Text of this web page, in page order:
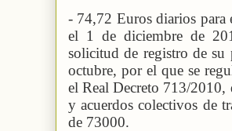
- 74,72 Euros diarios
el 1 de diciembre de
solicitud de registro de
octubre, por el que se
el Real Decreto 713/
y acuerdos colectivos de
de 73000.